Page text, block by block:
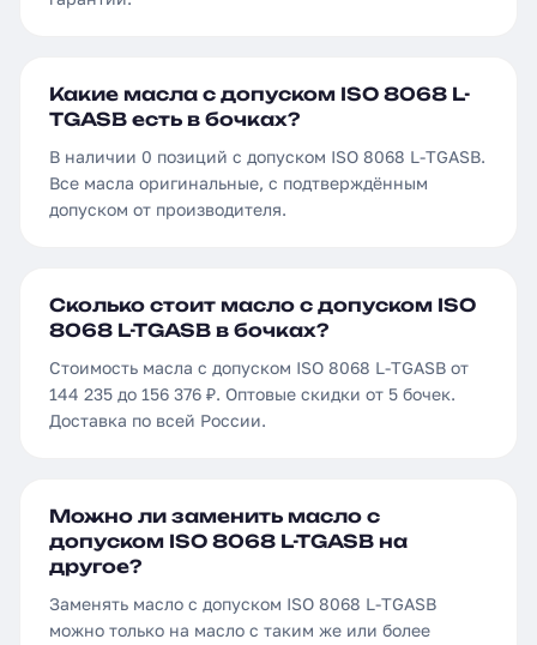
Какие масла с допуском ISO 8068 L-
TGASB есть в бочках?
В наличии 0 позиций с допуском ISO 8068 L-TGASB.
Все масла оригинальные, с подтверждённым
допуском от производителя.
Сколько стоит масло с допуском ISO
8068 L-TGASB в бочках?
Стоимость масла с допуском ISO 8068 L-TGASB от
144 235 до 156 376 ₽. Оптовые скидки от 5 бочек.
Доставка по всей России.
Можно ли заменить масло с
допуском ISO 8068 L-TGASB на
другое?
Заменять масло с допуском ISO 8068 L-TGASB
можно только на масло с таким же или более